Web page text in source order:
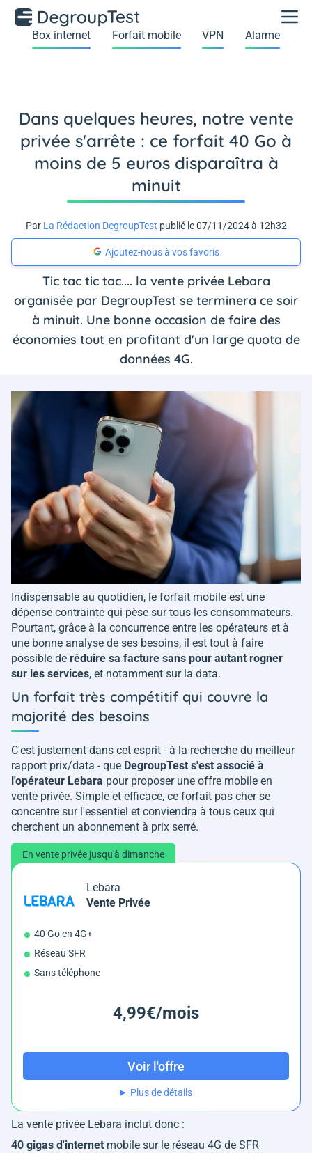
Box internet Forfait mobile VPN Alarme
Dans quelques heures, notre vente
privée s'arrête : ce forfait 40 Go à
moins de 5 euros disparaîtra à
minuit
Par La Rédaction DegroupTest publié le 07/11/2024 à 12h32
Ajoutez-nous à vos favoris
Tic tac tic tac.... la vente privée Lebara
organisée par DegroupTest se terminera ce soir
à minuit. Une bonne occasion de faire des
économies tout en profitant d'un large quota de
données 4G.
Indispensable au quotidien, le forfait mobile est une
dépense contrainte qui pèse sur tous les consommateurs.
Pourtant, grâce à la concurrence entre les opérateurs et à
une bonne analyse de ses besoins, il est tout à faire
possible de réduire sa facture sans pour autant rogner
sur les services, et notamment sur la data.
Un forfait très compétitif qui couvre la
majorité des besoins
C'est justement dans cet esprit - à la recherche du meilleur
rapport prix/data - que DegroupTest s'est associé à
l'opérateur Lebara pour proposer une offre mobile en
vente privée. Simple et efficace, ce forfait pas cher se
concentre sur l'essentiel et conviendra à tous ceux qui
cherchent un abonnement à prix serré.
En vente privée jusqu'à dimanche
Lebara
Vente Privée
40 Go en 4G+
Réseau SFR
Sans téléphone
4,99€/mois
Voir l'offre
Plus de détails
La vente privée Lebara inclut donc :
40 gigas d'internet mobile sur le réseau 4G de SFR